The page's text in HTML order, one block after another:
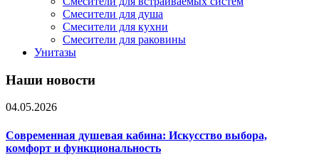
Смесители для душа
Смесители для кухни
Смесители для раковины
Унитазы
Наши новости
04.05.2026
Современная душевая кабина: Искусство выбора,
комфорт и функциональность